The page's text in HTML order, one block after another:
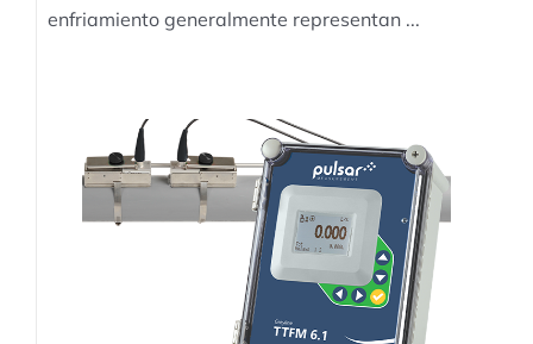
enfriamiento generalmente representan ...